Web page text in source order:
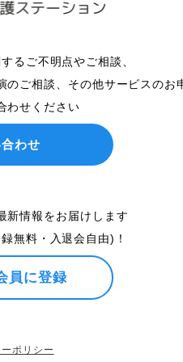
るご不明点やご相談、
ご相談、その他サービスのお
わせください
わせ
新情報をお届けします
無料・入退会自由)！
員に登録
ポリシー